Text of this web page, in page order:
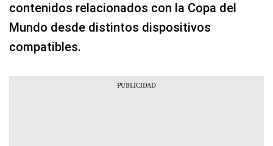
contenidos relacionados con la Copa del
Mundo desde distintos dispositivos
compatibles.